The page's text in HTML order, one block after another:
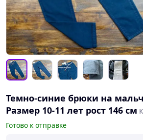
Темно-синие брюки на
Размер 10-11 лет рост 146 см
Готово к отправке